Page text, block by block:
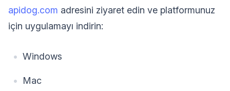
apidog.com adresini ziyaret edin ve platformunuz
için uygulamayı indirin:
Windows
Mac